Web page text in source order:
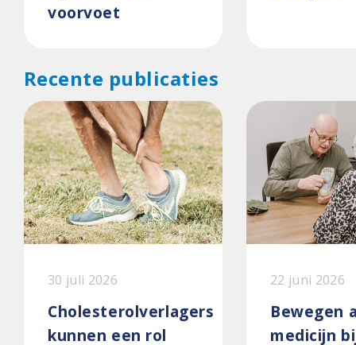
voorvoet
Recente publicaties
30 juli 2026
Cholesterolverlagers
kunnen een rol
22 juni 2026
Bewegen
medicijn